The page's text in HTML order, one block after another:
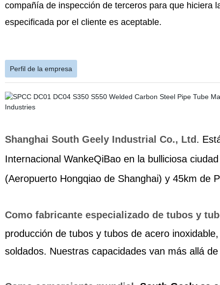
compañía de inspección de terceros para que hiciera
especificada por el cliente es aceptable.
Perfil de la empresa
Shanghai South Geely Industrial Co., Ltd .
Internacional WankeQiBao en la bulliciosa
(Aeropuerto Hongqiao de Shanghai) y 45km de
Como fabricante especializado de tubos y
producción de tubos y tubos de acero
soldados. Nuestras capacidades van más allá